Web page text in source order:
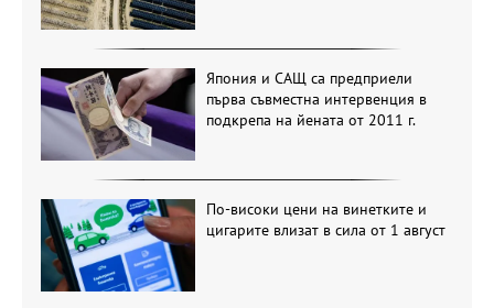
Япония и САЩ са предприели
първа съвместна интервенция в
подкрепа на йената от 2011 г.
По-високи цени на винетките и
цигарите влизат в сила от 1 август